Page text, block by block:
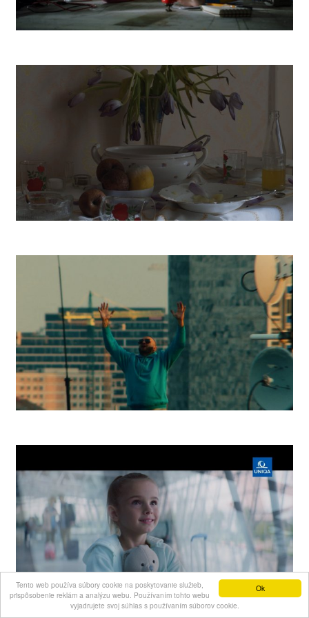
Ok
Tento web používa súbory cookie na poskytovanie služieb,
prispôsobenie reklám a analýzu webu. Používaním tohto webu
vyjadrujete svoj súhlas s používaním súborov cookie.
Robot
Vanishing
Rytmus Street Fitness